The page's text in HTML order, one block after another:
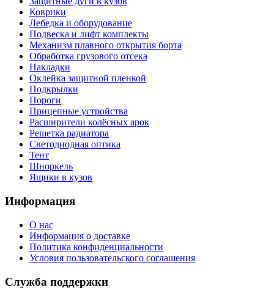
Коврики
Лебедка и оборудование
Подвеска и лифт комплекты
Механизм плавного открытия борта
Обработка грузового отсека
Накладки
Оклейка защитной пленкой
Подкрылки
Пороги
Прицепные устройства
Расширители колёсных арок
Решетка радиатора
Светодиодная оптика
Тент
Шноркель
Ящики в кузов
Информация
О нас
Информация о доставке
Политика конфиденциальности
Условия пользовательского соглашения
Служба поддержки